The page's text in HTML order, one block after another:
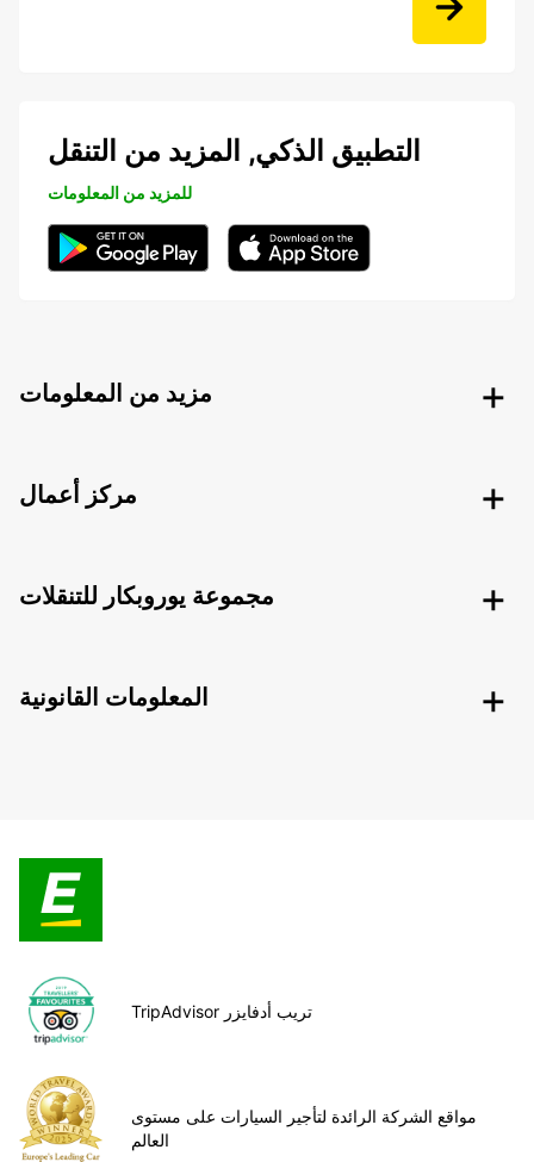
التطبيق الذكي, المزيد من التنقل
للمزيد من المعلومات
مزيد من المعلومات
مركز أعمال
مجموعة يوروبكار للتنقلات
المعلومات القانونية
TripAdvisor تريب أدفايزر
مواقع الشركة الرائدة لتأجير السيارات على مستوى
العالم